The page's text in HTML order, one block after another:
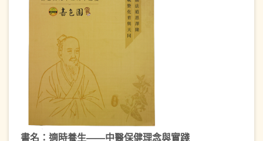
書名：適時養生——中醫保健理念與實踐